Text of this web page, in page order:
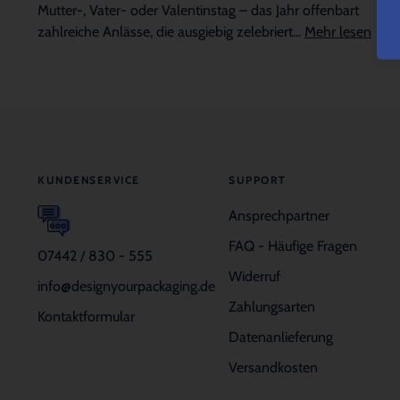
Mutter-, Vater- oder Valentinstag – das Jahr offenbart
zahlreiche Anlässe, die ausgiebig zelebriert... Mehr lesen
KUNDENSERVICE
07442 / 830 - 555
info@designyourpackaging.de
Kontaktformular
SUPPORT
Ansprechpartner
FAQ - Häufige Fragen
Widerruf
Zahlungsarten
Datenanlieferung
Versandkosten